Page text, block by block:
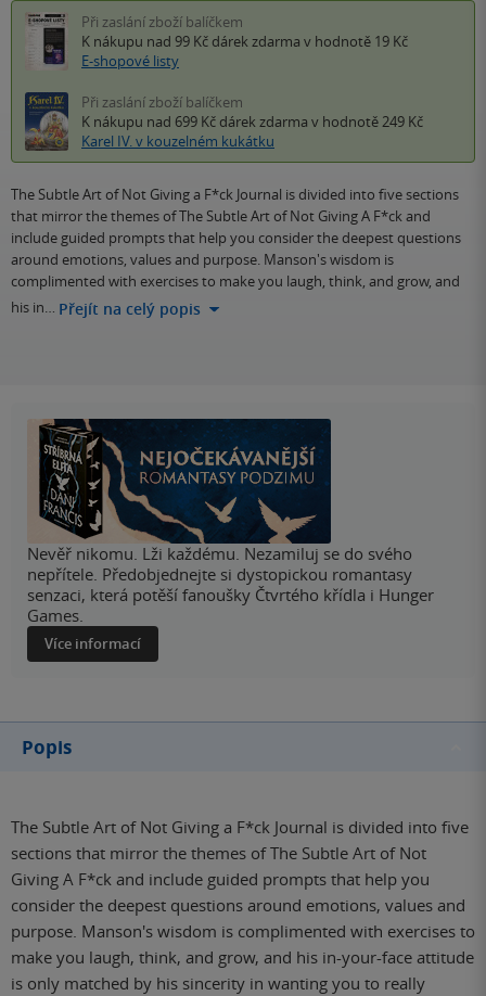
Při zaslání zboží balíčkem
K nákupu nad 99 Kč dárek zdarma v hodnotě 19 Kč
E-shopové listy
Při zaslání zboží balíčkem
K nákupu nad 699 Kč dárek zdarma v hodnotě 249 Kč
Karel IV. v kouzelném kukátku
The Subtle Art of Not Giving a F*ck Journal is divided into five sections
that mirror the themes of The Subtle Art of Not Giving A F*ck and
include guided prompts that help you consider the deepest questions
around emotions, values and purpose. Manson's wisdom is
complimented with exercises to make you laugh, think, and grow, and
his in… Přejít na celý popis
Nevěř nikomu. Lži každému. Nezamiluj se do svého
nepřítele. Předobjednejte si dystopickou romantasy
senzaci, která potěší fanoušky Čtvrtého křídla i Hunger
Games.
Více informací
Popis
The Subtle Art of Not Giving a F*ck Journal is divided into five
sections that mirror the themes of The Subtle Art of Not
Giving A F*ck and include guided prompts that help you
consider the deepest questions around emotions, values and
purpose. Manson's wisdom is complimented with exercises to
make you laugh, think, and grow, and his in-your-face attitude
is only matched by his sincerity in wanting you to really